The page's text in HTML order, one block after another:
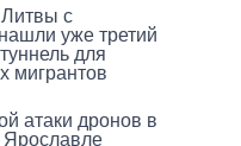
с
уже третий
для
мигрантов
атаки дронов в
Ярославле